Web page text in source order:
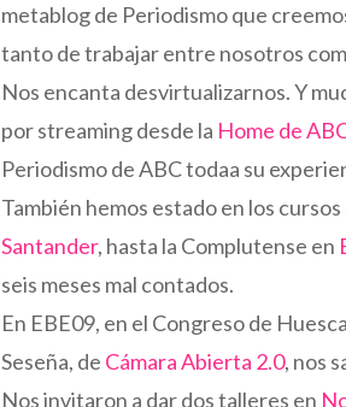
metablog de Periodismo que
tanto de trabajar entre nosotros
Nos encanta desvirtualizarnos. Y
por streaming desde la Home de
Periodismo de ABC todaa su
También hemos estado en los
Santander, hasta la Complutense en
seis meses mal contados.
En EBE09, en el Congreso de
Seseña, de Cámara Abierta 2.0, nos
Nos invitaron a dar dos talleres en